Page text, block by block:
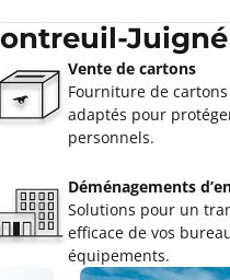
Juigné
Vente de cartons
Fourniture de
adaptés pour
personnels.
Déménagements
Solutions pour un
efficace de vos
équipements.